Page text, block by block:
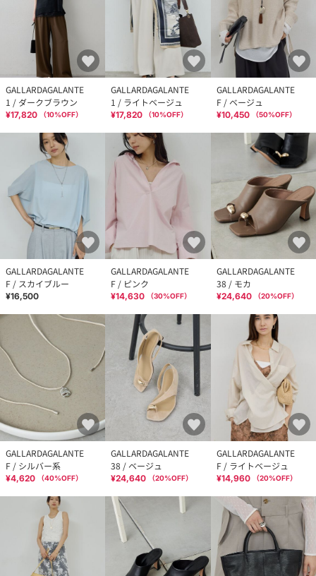
GALLARDAGALANTE
1 / ダークブラウン
¥17,820 （10%OFF）
GALLARDAGALANTE
1 / ライトベージュ
¥17,820 （10%OFF）
GALLARDAGALANTE
F / ベージュ
¥10,450 （50%OFF）
GALLARDAGALANTE
F / スカイブルー
¥16,500
GALLARDAGALANTE
F / ピンク
¥14,630 （30%OFF）
GALLARDAGALANTE
38 / モカ
¥24,640 （20%OFF）
GALLARDAGALANTE
F / シルバー系
¥4,620 （40%OFF）
GALLARDAGALANTE
38 / ベージュ
¥24,640 （20%OFF）
GALLARDAGALANTE
F / ライトベージュ
¥14,960 （20%OFF）